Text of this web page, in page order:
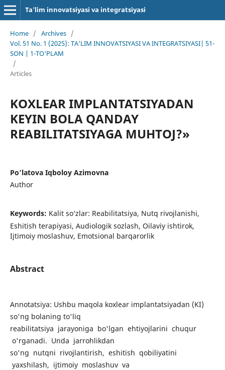
Ta'lim innovatsiyasi va integratsiyasi
Home / Archives /
Vol. 51 No. 1 (2025): TA'LIM INNOVATSIYASI VA INTEGRATSIYASI| 51-
SON | 1-TO'PLAM
/
Articles
KOXLEAR IMPLANTATSIYADAN
KEYIN BOLA QANDAY
REABILITATSIYAGA MUHTOJ?»
Po’latova Iqboloy Azimovna
Author
Keywords: Kаlit sо‘zlаr: Reabilitatsiya, Nutq rivojlanishi,
Eshitish terapiyasi, Audiologik sozlash, Oilaviy ishtirok,
Ijtimoiy moslashuv, Emotsional barqarorlik
Abstract
Аnnоtаtsiуа: Ushbu maqola koxlear implantatsiyadan (KI)
so'ng bolaning to'liq
reabilitatsiya jarayoniga bo'lgan ehtiyojlarini chuqur
o'rganadi. Unda jarrohlikdan
so'ng nutqni rivojlantirish, eshitish qobiliyatini
yaxshilash, ijtimoiy moslashuv va